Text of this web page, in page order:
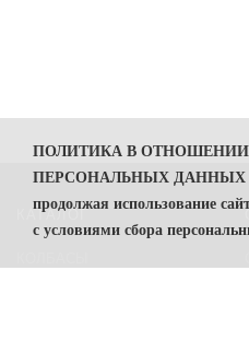
КАТАЛОГ
ПОЛИТИКА В ОТНОШЕНИИ
ПЕРСОНАЛЬНЫХ ДАННЫХ
продолжая использование
с условиями сбора